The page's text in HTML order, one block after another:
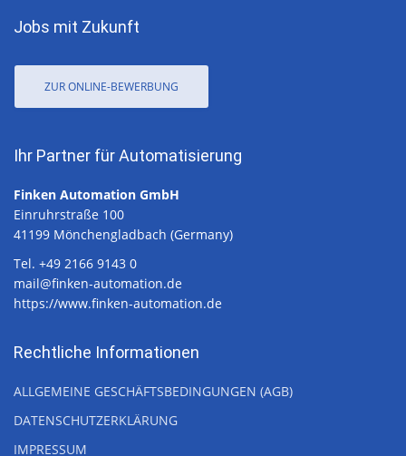
Jobs mit Zukunft
ZUR ONLINE-BEWERBUNG
Ihr Partner für Automatisierung
Finken Automation GmbH
Einruhrstraße 100
41199 Mönchengladbach (Germany)
Tel. +49 2166 9143 0
mail@finken-automation.de
https://www.finken-automation.de
Rechtliche Informationen
ALLGEMEINE GESCHÄFTSBEDINGUNGEN (AGB)
DATENSCHUTZERKLÄRUNG
IMPRESSUM